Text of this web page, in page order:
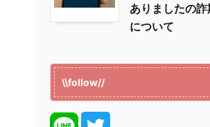
ありましたの
について
\\follow//